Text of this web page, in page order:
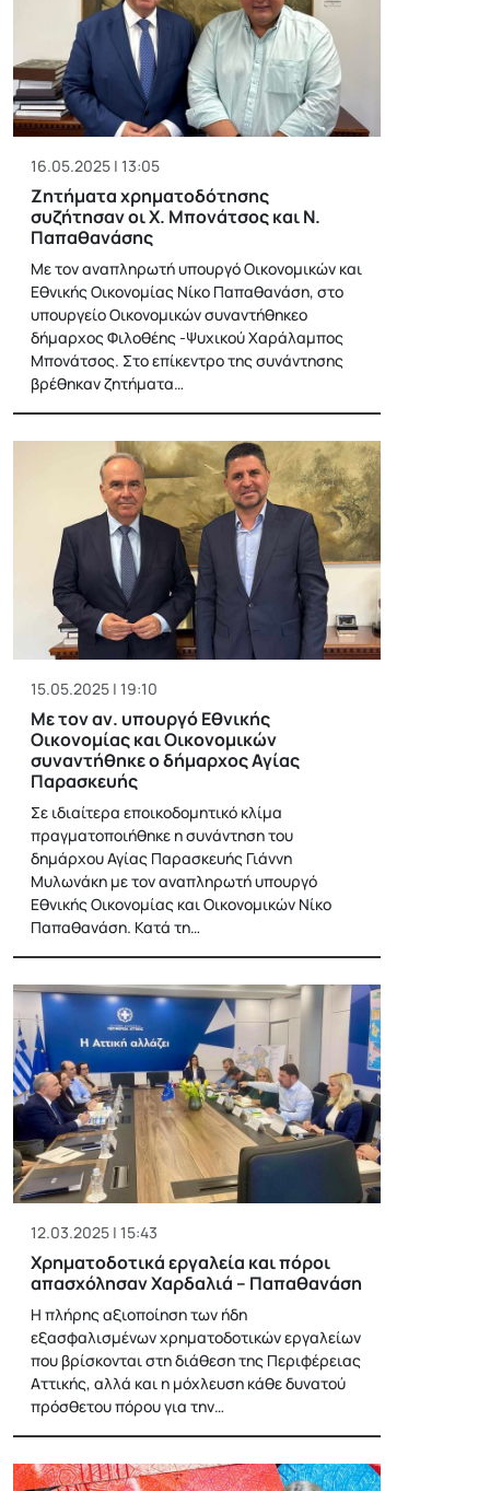
16.05.2025 | 13:05
Ζητήματα χρηματοδότησης
συζήτησαν οι Χ. Μπονάτσος και Ν.
Παπαθανάσης
Με τον αναπληρωτή υπουργό Οικονομικών και
Εθνικής Οικονομίας Νίκο Παπαθανάση, στο
υπουργείο Οικονομικών συναντήθηκεο
δήμαρχος Φιλοθέης -Ψυχικού Χαράλαμπος
Μπονάτσος. Στο επίκεντρο της συνάντησης
βρέθηκαν ζητήματα…
15.05.2025 | 19:10
Με τον αν. υπουργό Εθνικής
Οικονομίας και Οικονομικών
συναντήθηκε ο δήμαρχος Αγίας
Παρασκευής
Σε ιδιαίτερα εποικοδομητικό κλίμα
πραγματοποιήθηκε η συνάντηση του
δημάρχου Αγίας Παρασκευής Γιάννη
Μυλωνάκη με τον αναπληρωτή υπουργό
Εθνικής Οικονομίας και Οικονομικών Νίκο
Παπαθανάση. Κατά τη…
12.03.2025 | 15:43
Χρηματοδοτικά εργαλεία και πόροι
απασχόλησαν Χαρδαλιά – Παπαθανάση
Η πλήρης αξιοποίηση των ήδη
εξασφαλισμένων χρηματοδοτικών εργαλείων
που βρίσκονται στη διάθεση της Περιφέρειας
Αττικής, αλλά και η μόχλευση κάθε δυνατού
πρόσθετου πόρου για την…